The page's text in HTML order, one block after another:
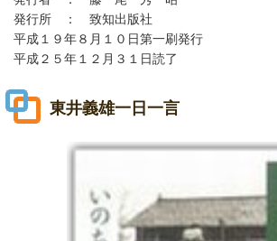
発行所 ： 致知出版社
平成１９年８月１０日第一刷発行
平成２５年１２月３１日読了
東井義雄一日一言